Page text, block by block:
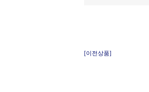
[이전상품]